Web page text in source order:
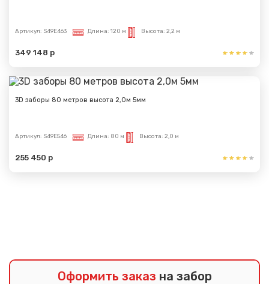
Артикул: S49E463 Длина: 120 м Высота: 2,2 м
349 148 р
3D заборы 80 метров высота 2,0м 5мм
Артикул: S49E546 Длина: 80 м Высота: 2,0 м
255 450 р
Оформить заказ на забор